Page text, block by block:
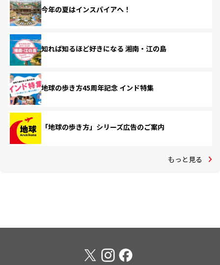
今年の夏はインスパイアへ！
知れば知るほど好きになる 湘南・江の島
地球の歩き方45周年記念 インド特集
「地球の歩き方」シリーズ広告のご案内
もっと見る